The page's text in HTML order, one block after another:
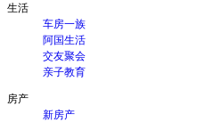
生活
车房一族
阿国生活
交友聚会
亲子教育
房产
新房产